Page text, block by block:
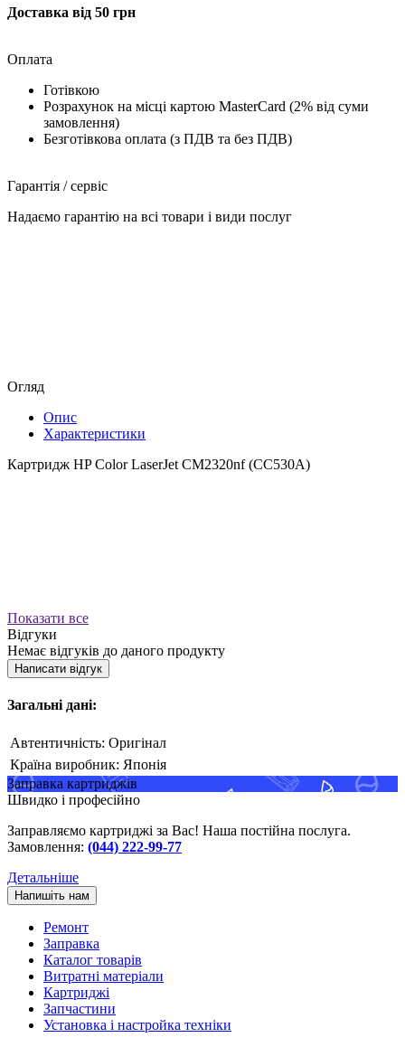
Доставка від 50 грн
Оплата
Готівкою
Розрахунок на місці картою MasterCard (2% від суми
замовлення)
Безготівкова оплата (з ПДВ та без ПДВ)
Гарантія / сервіс
Надаємо гарантію на всі товари і види послуг
Огляд
Опис
Характеристики
Картридж HP Color LaserJet CM2320nf (CC530A)
Показати все
Відгуки
Немає відгуків до даного продукту
Написати відгук
Загальні дані:
Автентичність: Оригінал
Країна виробник: Японія
Заправка картриджів
Швидко і професійно
Заправляємо картриджі за Вас! Наша постійна послуга.
Замовлення: (044) 222-99-77
Детальніше
Напишіть нам
Ремонт
Заправка
Каталог товарів
Витратні матеріали
Картриджі
Запчастини
Установка і настройка техніки